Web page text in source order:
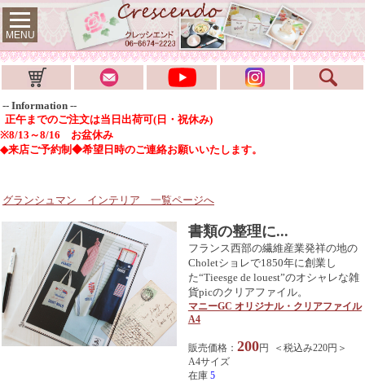
MENU
-- Information --
正午までのご注文は当日出荷可(日・祝休み)
※8/13～8/16 お盆休み
◆来店ご予約制◆希望日時のご連絡お願いいたします。
グランシュマン インテリア 一覧ページへ
書類の整理に...
フランス西部の繊維産業発祥の地の
Choletショレで1850年に創業し
た“Tieesge de louest”のオシャレな雑
貨picのクリアファイル。
マニーGC オリジナル・クリアファイル
A4
販売価格： 200円 ＜税込み220円＞
A4サイズ
在庫 5